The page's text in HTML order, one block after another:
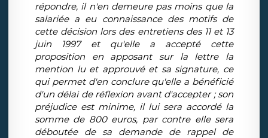
répondre, il n'en demeure pas moins que la
salariée a eu connaissance des motifs de
cette décision lors des entretiens des 11 et 13
juin 1997 et qu'elle a accepté cette
proposition en apposant sur la lettre la
mention lu et approuvé et sa signature, ce
qui permet d'en conclure qu'elle a bénéficié
d'un délai de réflexion avant d'accepter ; son
préjudice est minime, il lui sera accordé la
somme de 800 euros, par contre elle sera
déboutée de sa demande de rappel de